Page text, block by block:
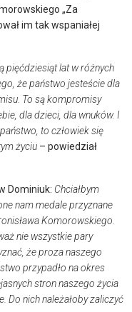
„Za
im tak wspaniałej
pięćdziesiąt lat w różnych
że państwo jesteście dla
To są kompromisy
dla dzieci, dla wnuków. I
to człowiek się
życiu – powiedział
Dominiuk: Chciałbym
nam medale przyznane
Komorowskiego.
nie wszystkie pary
że proza naszego
przypadło na okres
stron naszego życia
Do nich należałoby zaliczyć